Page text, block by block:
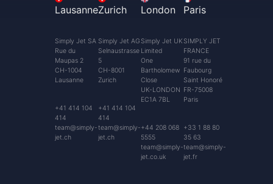
Lausanne
Simply Jet SA
Rue du
Maupas 2
CH-1004
Lausanne
+41 414 104
414
team@simply-
jet.ch
Zurich
Simply Jet AG
Selnaustrasse
5
CH-8001
Zurich
+41 414 104
414
team@simply-
jet.ch
London
Simply Jet UK
Limited
One
Bartholomew
Close
UK-LONDON
EC1A 7BL
+44 208 068
5555
team@simply-
jet.co.uk
Paris
SIMPLY JET
FRANCE
91 rue du
Faubourg
Saint Honoré
FR-75008
Paris
+33 1 88 80
35 63
team@simply-
jet.fr